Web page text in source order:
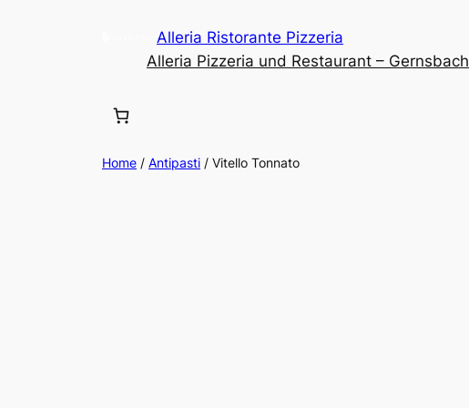
Alleria Ristorante Pizzeria
Alleria Pizzeria und Restaurant – Gernsbach
Home / Antipasti / Vitello Tonnato